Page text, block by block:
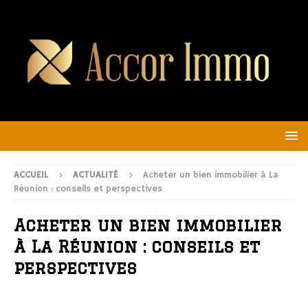
ACCUEIL ACTUALITÉ
Acheter un bien immobilier à La
Réunion : conseils et perspectives
Acheter un bien immobilier
à La Réunion : conseils et
perspectives